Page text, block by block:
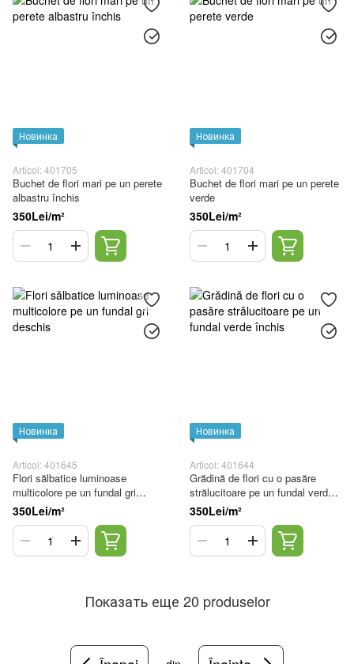
Новинка
Articol: 401705
Buchet de flori mari pe un perete
albastru închis
350Lei/m²
Новинка
Articol: 401704
Buchet de flori mari pe un perete
verde
350Lei/m²
Новинка
Articol: 401645
Flori sălbatice luminoase
multicolore pe un fundal gri
deschis
350Lei/m²
Новинка
Articol: 401644
Grădină de flori cu o pasăre
strălucitoare pe un fundal verde
închis
350Lei/m²
Показать еще 20 produselor